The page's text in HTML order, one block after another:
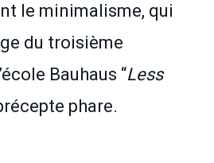
le minimalisme, qui
du troisième
Bauhaus “Less
phare.